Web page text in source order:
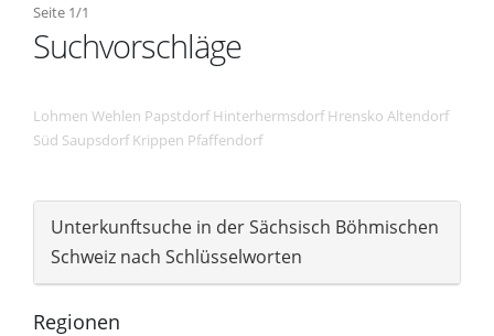
Seite 1/1
Suchvorschläge
Lohmen Wehlen Papstdorf Hinterhermsdorf Hrensko Altendorf
Süd Saupsdorf Krippen Pfaffendorf
Unterkunftsuche in der Sächsisch Böhmischen
Schweiz nach Schlüsselworten
Regionen